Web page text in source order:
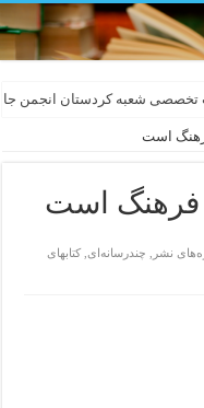
شعبه کردستان انجمن«ئالی»
است
فرهنگ است
نشر چندرسانه‌ای ,کتابهای